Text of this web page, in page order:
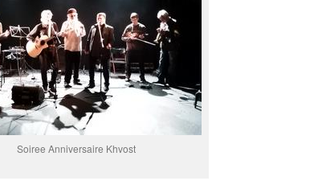
Soiree Anniversaire Khvost